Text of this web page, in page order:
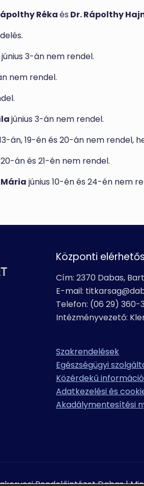
Rékaés Dr. Rápolthy
június 3-án nem rendel.
nem rendel.
június 3-án nem rendel.
án, 19-én és 20-án nem rendel,
án és 21-én nem rendel.
június 10-én és 24-én nem
Központi
Cím: 2370 Dabas,
E-mail:
Telefon: (06 29) 360-
Intézményvezető:
Szakrendelések
Egészségügyi
Közérdekű
Adatkezelési és
Akadálymentesítési